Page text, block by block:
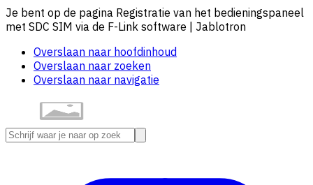
Je bent op de pagina Registratie van het bedieningspaneel
met SDC SIM via de F-Link software | Jablotron
Overslaan naar hoofdinhoud
Overslaan naar zoeken
Overslaan naar navigatie